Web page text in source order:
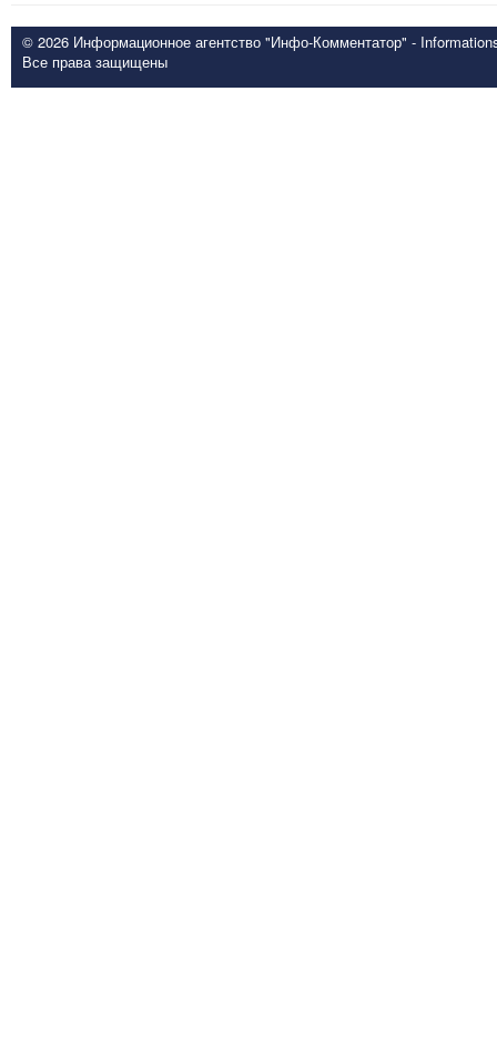
© 2026 Информационное агентство "Инфо-Комментатор" -
Все права защищены